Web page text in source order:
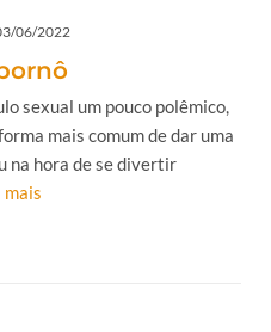
06/2022
sexual um pouco polêmico,
mais comum de dar uma
na hora de se divertir
mais